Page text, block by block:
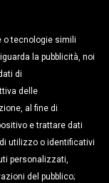
o tecnologie simili
la pubblicità, noi
di
delle
al fine di
e trattare dati
utilizzo o identificativi
personalizzati,
del pubblico;